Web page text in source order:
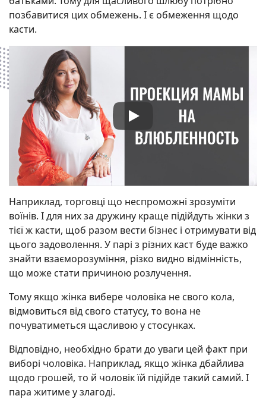
позбавитися цих обмежень. І є обмеження щодо
касти.
Наприклад, торговці що неспроможні зрозуміти
воїнів. І для них за дружину краще підійдуть жінки з
тієї ж касти, щоб разом вести бізнес і отримувати від
цього задоволення. У парі з різних каст буде важко
знайти взаєморозуміння, різко видно відмінність,
що може стати причиною розлучення.
Тому якщо жінка вибере чоловіка не свого кола,
відмовиться від свого статусу, то вона не
почуватиметься щасливою у стосунках.
Відповідно, необхідно брати до уваги цей факт при
виборі чоловіка. Наприклад, якщо жінка дбайлива
щодо грошей, то й чоловік їй підійде такий самий. І
пара житиме у злагоді.